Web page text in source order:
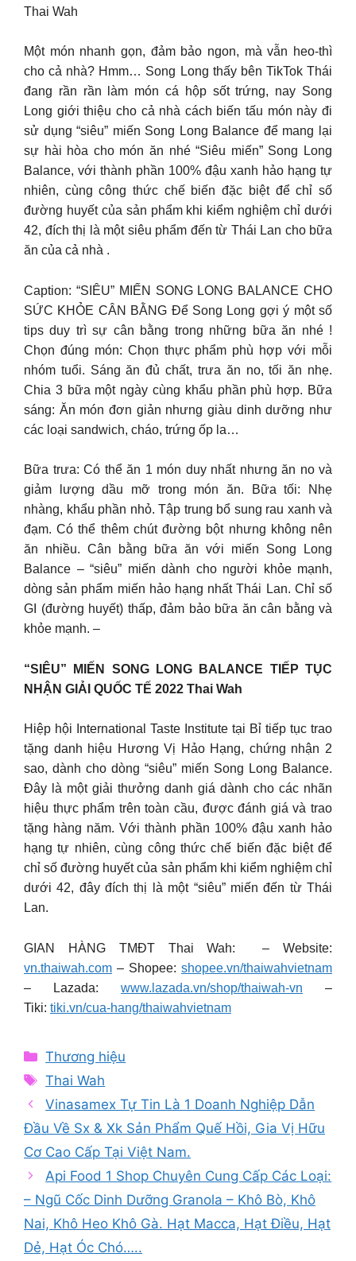
Thai Wah
Một món nhanh gọn, đảm bảo ngon, mà vẫn heo-thì
cho cả nhà? Hmm… Song Long thấy bên TikTok Thái
đang rần rần làm món cá hộp sốt trứng, nay Song
Long giới thiệu cho cả nhà cách biến tấu món này đi
sử dụng “siêu” miến Song Long Balance để mang lại
sự hài hòa cho món ăn nhé “Siêu miến” Song Long
Balance, với thành phần 100% đậu xanh hảo hạng tự
nhiên, cùng công thức chế biến đặc biệt để chỉ số
đường huyết của sản phẩm khi kiểm nghiệm chỉ dưới
42, đích thị là một siêu phẩm đến từ Thái Lan cho bữa
ăn của cả nhà .
Caption: “SIÊU” MIẾN SONG LONG BALANCE CHO
SỨC KHỎE CÂN BẰNG Để Song Long gợi ý một số
tips duy trì sự cân bằng trong những bữa ăn nhé !
Chọn đúng món: Chọn thực phẩm phù hợp với mỗi
nhóm tuổi. Sáng ăn đủ chất, trưa ăn no, tối ăn nhẹ.
Chia 3 bữa một ngày cùng khẩu phần phù hợp. Bữa
sáng: Ăn món đơn giản nhưng giàu dinh dưỡng như
các loại sandwich, cháo, trứng ốp la…
Bữa trưa: Có thể ăn 1 món duy nhất nhưng ăn no và
giảm lượng dầu mỡ trong món ăn. Bữa tối: Nhẹ
nhàng, khẩu phần nhỏ. Tập trung bổ sung rau xanh và
đạm. Có thể thêm chút đường bột nhưng không nên
ăn nhiều. Cân bằng bữa ăn với miến Song Long
Balance – “siêu” miến dành cho người khỏe mạnh,
dòng sản phẩm miến hảo hạng nhất Thái Lan. Chỉ số
GI (đường huyết) thấp, đảm bảo bữa ăn cân bằng và
khỏe mạnh. –
“SIÊU” MIẾN SONG LONG BALANCE TIẾP TỤC
NHẬN GIẢI QUỐC TẾ 2022 Thai Wah
Hiệp hội International Taste Institute tại Bỉ tiếp tục trao
tặng danh hiệu Hương Vị Hảo Hạng, chứng nhận 2
sao, dành cho dòng “siêu” miến Song Long Balance.
Đây là một giải thưởng danh giá dành cho các nhãn
hiệu thực phẩm trên toàn cầu, được đánh giá và trao
tặng hàng năm. Với thành phần 100% đậu xanh hảo
hạng tự nhiên, cùng công thức chế biến đặc biệt để
chỉ số đường huyết của sản phẩm khi kiểm nghiệm chỉ
dưới 42, đây đích thị là một “siêu” miến đến từ Thái
Lan.
GIAN HÀNG TMĐT Thai Wah: – Website:
vn.thaiwah.com – Shopee: shopee.vn/thaiwahvietnam
– Lazada: www.lazada.vn/shop/thaiwah-vn –
Tiki: tiki.vn/cua-hang/thaiwahvietnam
Categories
Thương hiệu
Tags
Thai Wah
Vinasamex Tự Tin Là 1 Doanh Nghiệp Dẫn
Đầu Về Sx & Xk Sản Phẩm Quế Hồi, Gia Vị Hữu
Cơ Cao Cấp Tại Việt Nam.
Api Food 1 Shop Chuyên Cung Cấp Các Loại:
– Ngũ Cốc Dinh Dưỡng Granola – Khô Bò, Khô
Nai, Khô Heo Khô Gà. Hạt Macca, Hạt Điều, Hạt
Dẻ, Hạt Óc Chó…..